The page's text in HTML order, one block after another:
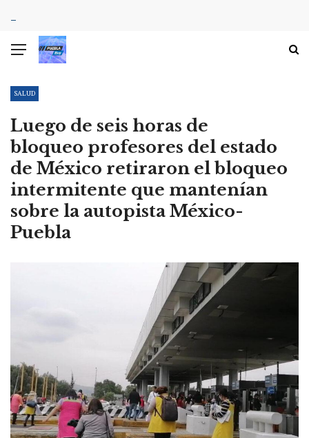
SALUD
Luego de seis horas de
bloqueo profesores del estado
de México retiraron el bloqueo
intermitente que mantenían
sobre la autopista México-
Puebla